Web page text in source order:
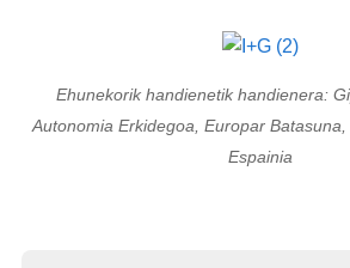
Ehunekorik handienetik handienera:
Autonomia Erkidegoa, Europar
Espainia